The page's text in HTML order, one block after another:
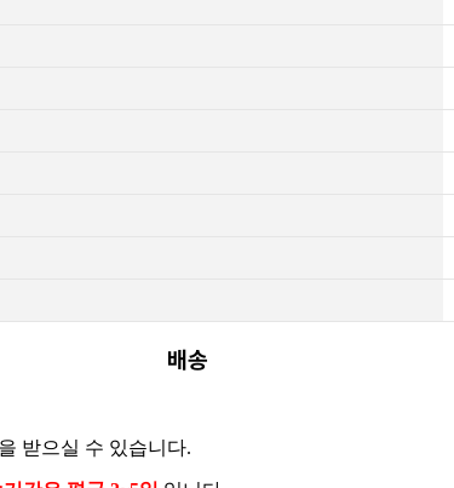
배송
받으실 수 있습니다.